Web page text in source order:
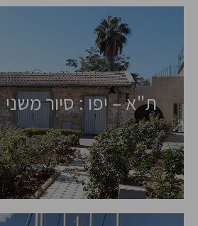
ת"א – יפו : סיור משני